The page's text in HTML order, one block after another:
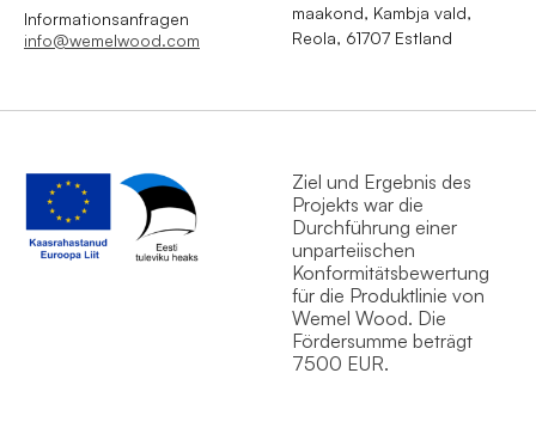
Informationsanfragen
info@wemelwood.com
maakond, Kambja vald,
Reola, 61707 Estland
Ziel und Ergebnis des
Projekts war die
Durchführung einer
unparteiischen
Konformitätsbewertung
für die Produktlinie von
Wemel Wood. Die
Fördersumme beträgt
7500 EUR.